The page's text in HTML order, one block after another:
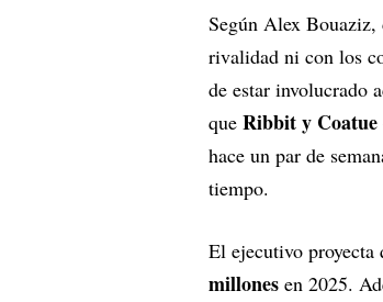
Según Alex
rivalidad ni con los
de estar involucrado
que Ribbit y Coatue
hace un par de
tiempo.
El ejecutivo proyecta
millones en 2025.